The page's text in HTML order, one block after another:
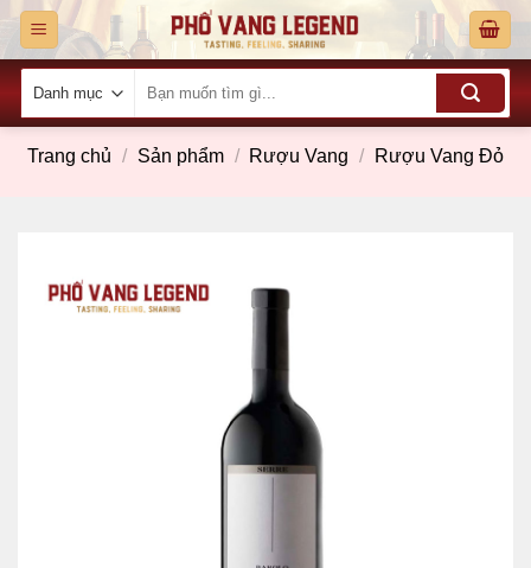
Skip
content
kiếm:
Trang chủ / Sản phẩm / Rượu Vang / Rượu Vang Đỏ